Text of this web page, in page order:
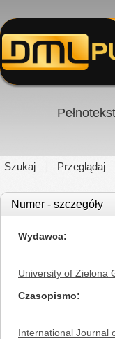
Szukaj Przeglądaj
Numer - szczegóły
Wydawca
University of Zielona
Czasopismo
International Journal